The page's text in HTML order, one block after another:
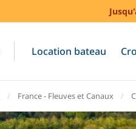
Location bateau
France - Fleuves et Canaux